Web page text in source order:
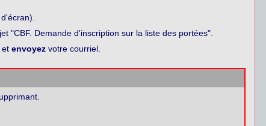
"CBF. Demande d'inscription sur la liste des portées".
et envoyez votre courriel.